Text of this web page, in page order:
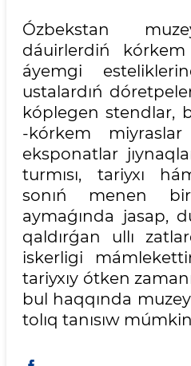
Ózbekstan
dáuirlerdiń
áyemgi
ustalardıń
kóplegen stendlar,
-kórkem
eksponatlar
turmısı, tariyxı
sonıń menen
aymaǵında jasap,
qaldırǵan ullı
iskerligi
tariyxıy ótken
bul haqqında
tolıq tanısıw